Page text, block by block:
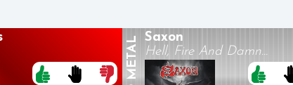
METAL Saxon
Hell, Fire And Damn...